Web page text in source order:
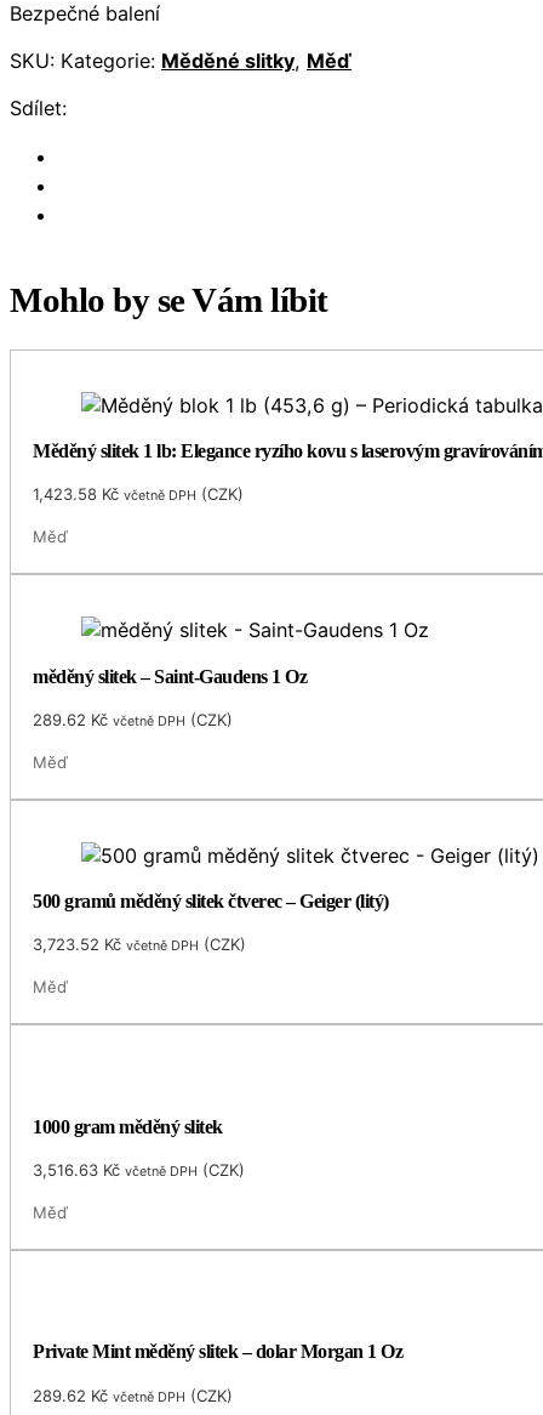
Bezpečné balení
SKU: Kategorie: Měděné slitky, Měď
Sdílet:
Mohlo by se Vám líbit
Měděný slitek 1 lb: Elegance ryzího kovu s laserovým
1,423.58 Kč včetně DPH (CZK)
Měď
měděný slitek – Saint-Gaudens 1 Oz
289.62 Kč včetně DPH (CZK)
Měď
500 gramů měděný slitek čtverec – Geiger (litý)
3,723.52 Kč včetně DPH (CZK)
Měď
1000 gram měděný slitek
3,516.63 Kč včetně DPH (CZK)
Měď
Private Mint měděný slitek – dolar Morgan 1 Oz
289.62 Kč včetně DPH (CZK)